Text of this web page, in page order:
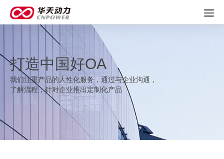
打造中国好OA
我们注重产品的人性化服务，通过与企业沟通，
了解流程，针对企业推出定制化产品